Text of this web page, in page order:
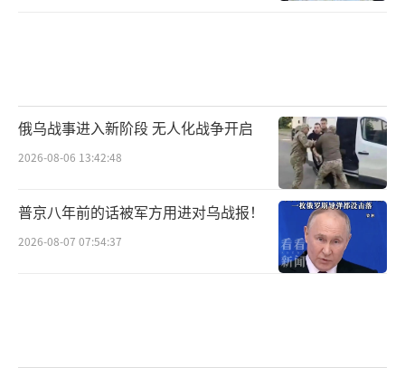
俄乌战事进入新阶段 无人化战争开启
2026-08-06 13:42:48
普京八年前的话被军方用进对乌战报！
2026-08-07 07:54:37